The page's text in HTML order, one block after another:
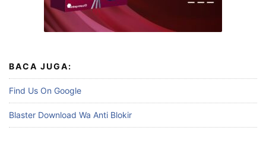
BACA JUGA:
Find Us On Google
Blaster Download Wa Anti Blokir